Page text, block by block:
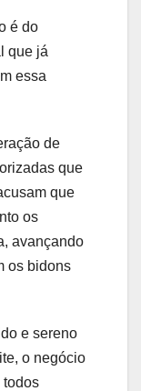
é do
que já
essa
de
que
que
os
avançando
os bidons
e sereno
o negócio
todos